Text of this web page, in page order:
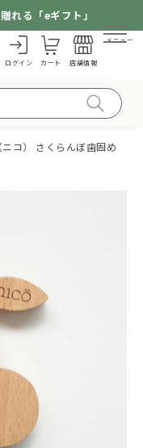
れる「eギフト」
ログイン カート 店舗情報
メニュー
コ） さくらんぼ歯固め